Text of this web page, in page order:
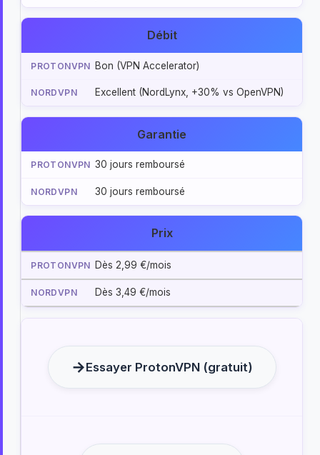
Débit
Bon (VPN Accelerator)
Excellent (NordLynx, +30% vs OpenVPN)
Garantie
30 jours remboursé
30 jours remboursé
Prix
Dès 2,99 €/mois
Dès 3,49 €/mois
Essayer ProtonVPN (gratuit)